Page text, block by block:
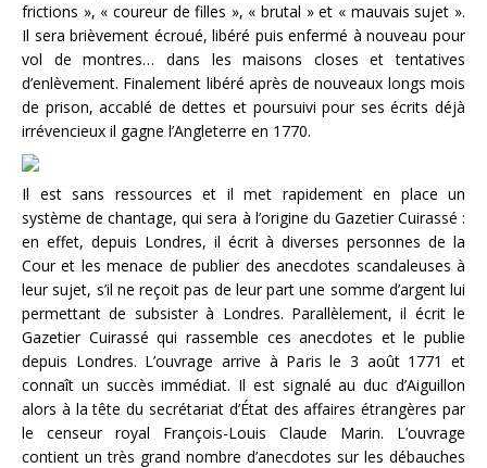
frictions », « coureur de filles », « brutal » et « mauvais sujet ».
Il sera brièvement écroué, libéré puis enfermé à nouveau pour
vol de montres… dans les maisons closes et tentatives
d’enlèvement. Finalement libéré après de nouveaux longs mois
de prison, accablé de dettes et poursuivi pour ses écrits déjà
irrévencieux il gagne l’Angleterre en 1770.
Il est sans ressources et il met rapidement en place un
système de chantage, qui sera à l’origine du Gazetier Cuirassé :
en effet, depuis Londres, il écrit à diverses personnes de la
Cour et les menace de publier des anecdotes scandaleuses à
leur sujet, s’il ne reçoit pas de leur part une somme d’argent lui
permettant de subsister à Londres. Parallèlement, il écrit le
Gazetier Cuirassé qui rassemble ces anecdotes et le publie
depuis Londres. L’ouvrage arrive à Paris le 3 août 1771 et
connaît un succès immédiat. Il est signalé au duc d’Aiguillon
alors à la tête du secrétariat d’État des affaires étrangères par
le censeur royal François-Louis Claude Marin. L’ouvrage
contient un très grand nombre d’anecdotes sur les débauches